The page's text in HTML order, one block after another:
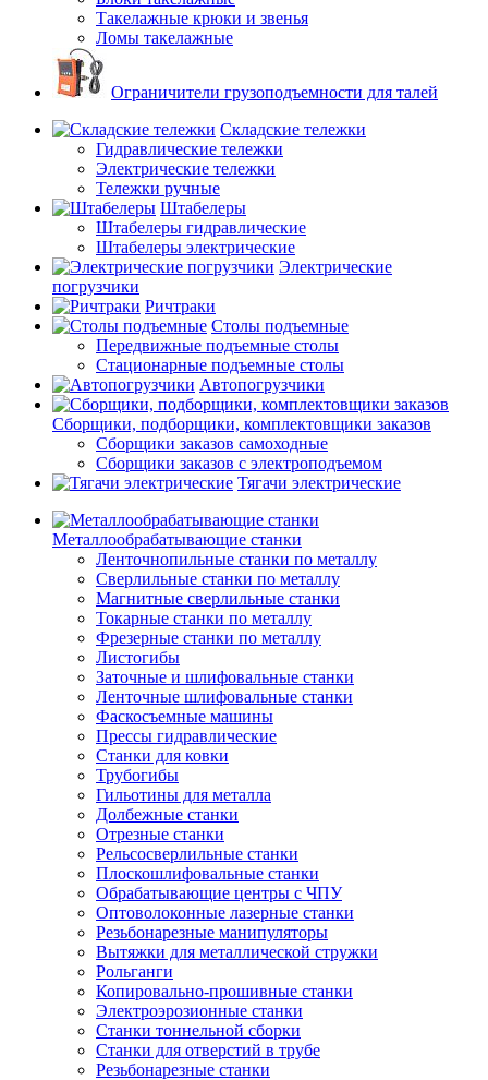
Такелажные крюки и звенья
Ломы такелажные
Ограничители грузоподъемности для талей
Складские тележки
Гидравлические тележки
Электрические тележки
Тележки ручные
Штабелеры
Штабелеры гидравлические
Штабелеры электрические
Электрические
погрузчики
Ричтраки
Столы подъемные
Передвижные подъемные столы
Стационарные подъемные столы
Автопогрузчики
Сборщики, подборщики, комплектовщики заказов
Сборщики заказов самоходные
Сборщики заказов с электроподъемом
Тягачи электрические
Металлообрабатывающие станки
Ленточнопильные станки по металлу
Сверлильные станки по металлу
Магнитные сверлильные станки
Токарные станки по металлу
Фрезерные станки по металлу
Листогибы
Заточные и шлифовальные станки
Ленточные шлифовальные станки
Фаскосъемные машины
Прессы гидравлические
Станки для ковки
Трубогибы
Гильотины для металла
Долбежные станки
Отрезные станки
Рельсосверлильные станки
Плоскошлифовальные станки
Обрабатывающие центры с ЧПУ
Оптоволоконные лазерные станки
Резьбонарезные манипуляторы
Вытяжки для металлической стружки
Рольганги
Копировально-прошивные станки
Электроэрозионные станки
Станки тоннельной сборки
Станки для отверстий в трубе
Резьбонарезные станки